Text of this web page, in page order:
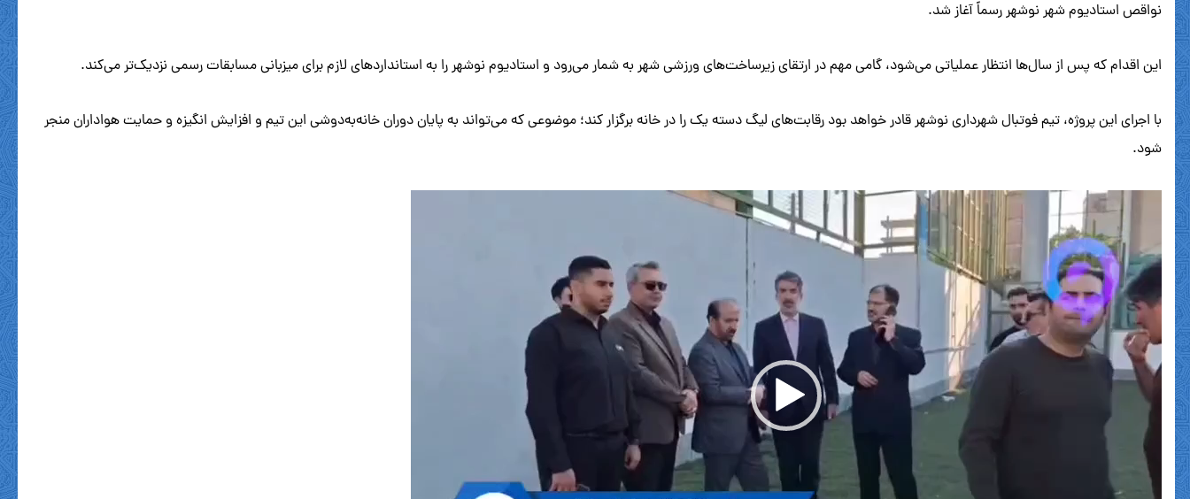
نواقص استادیوم شهر نوشهر رسماً آغاز شد.
این اقدام که پس از سال‌ها انتظار عملیاتی می‌شود، گامی مهم در ارتقای زیرساخت‌های ورزشی شهر به شمار می‌رود و استادیوم نوشهر را به استانداردهای لازم برای میزبانی مسابقات رسمی نزدیک‌تر می‌کند.
با اجرای این پروژه، تیم فوتبال شهرداری نوشهر قادر خواهد بود رقابت‌های لیگ دسته یک را در خانه برگزار کند؛ موضوعی که می‌تواند به پایان دوران خانه‌به‌دوشی این تیم و افزایش انگیزه و حمایت هواداران منجر
شود.
نمایشگر